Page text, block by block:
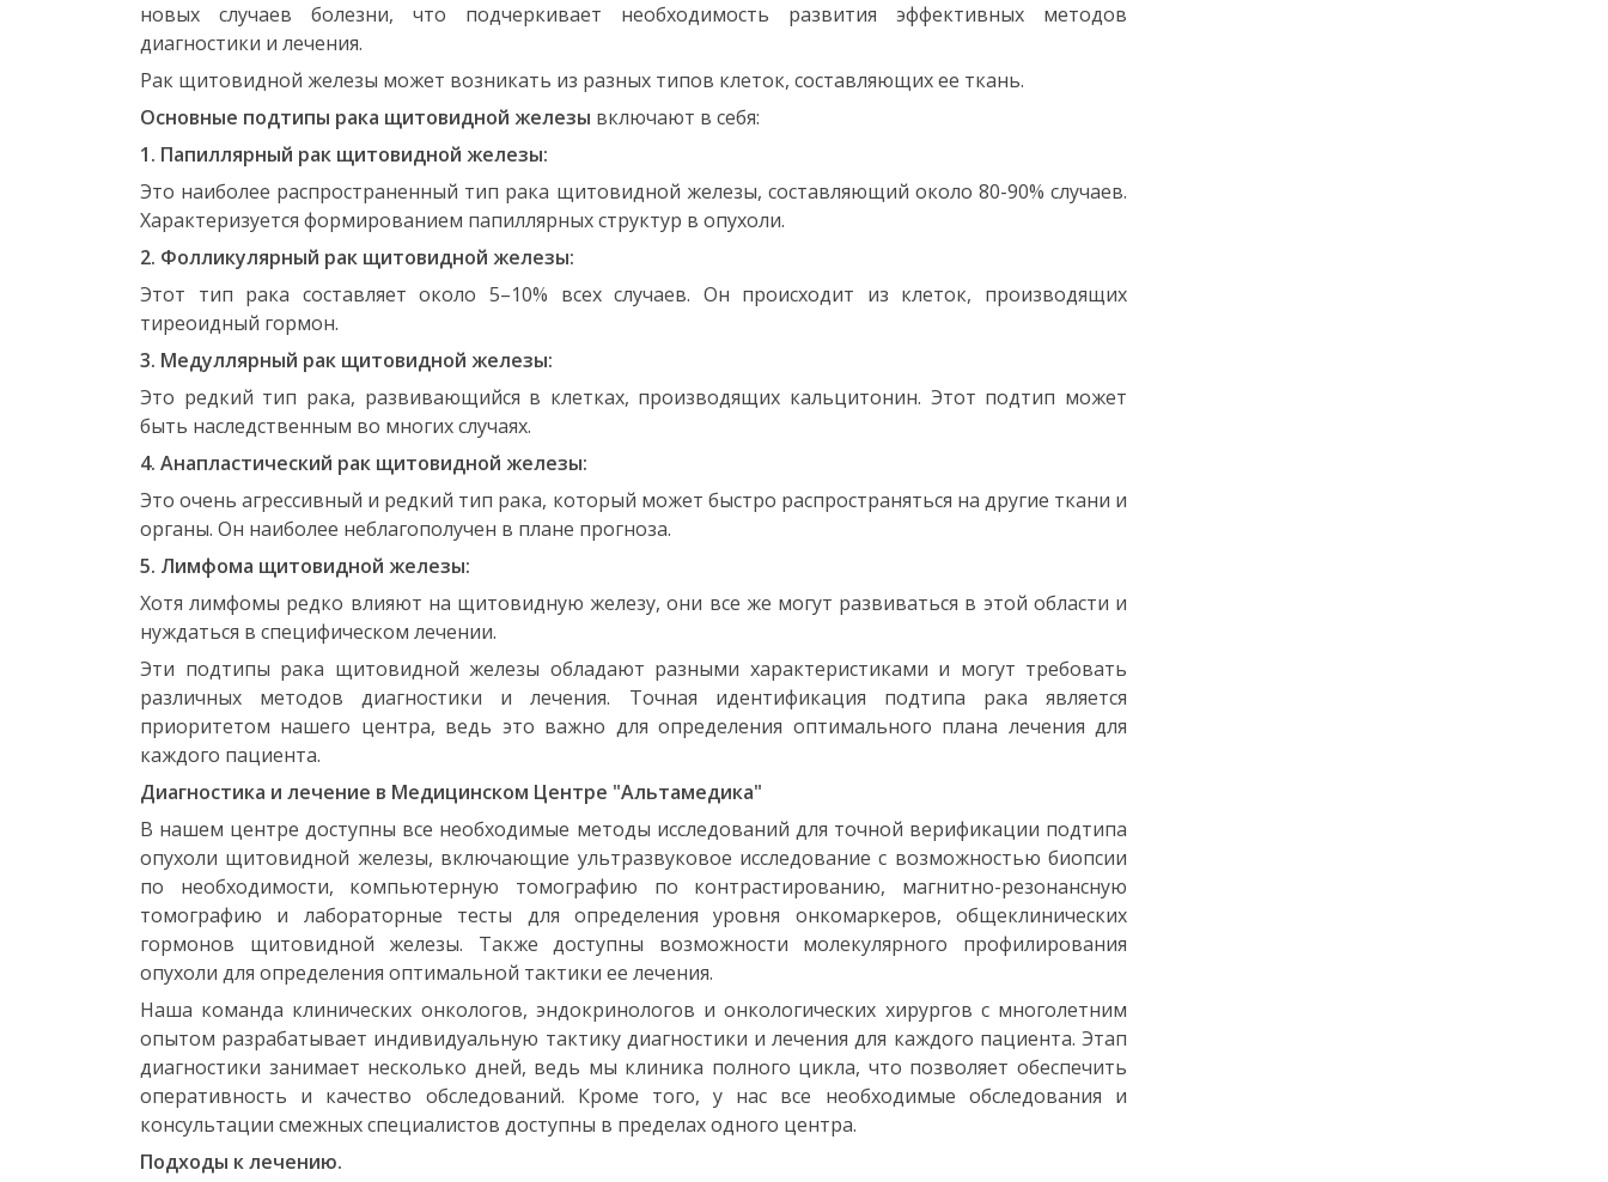
новых случаев болезни, что подчеркивает необходимость развития эффективных методов
диагностики и лечения.
Рак щитовидной железы может возникать из разных типов клеток, составляющих ее ткань.
Основные подтипы рака щитовидной железы включают в себя:
1. Папиллярный рак щитовидной железы:
Это наиболее распространенный тип рака щитовидной железы, составляющий около 80-90% случаев.
Характеризуется формированием папиллярных структур в опухоли.
2. Фолликулярный рак щитовидной железы:
Этот тип рака составляет около 5–10% всех случаев. Он происходит из клеток, производящих
тиреоидный гормон.
3. Медуллярный рак щитовидной железы:
Это редкий тип рака, развивающийся в клетках, производящих кальцитонин. Этот подтип может
быть наследственным во многих случаях.
4. Анапластический рак щитовидной железы:
Это очень агрессивный и редкий тип рака, который может быстро распространяться на другие ткани и
органы. Он наиболее неблагополучен в плане прогноза.
5. Лимфома щитовидной железы:
Хотя лимфомы редко влияют на щитовидную железу, они все же могут развиваться в этой области и
нуждаться в специфическом лечении.
Эти подтипы рака щитовидной железы обладают разными характеристиками и могут требовать
различных методов диагностики и лечения. Точная идентификация подтипа рака является
приоритетом нашего центра, ведь это важно для определения оптимального плана лечения для
каждого пациента.
Диагностика и лечение в Медицинском Центре "Альтамедика"
В нашем центре доступны все необходимые методы исследований для точной верификации подтипа
опухоли щитовидной железы, включающие ультразвуковое исследование с возможностью биопсии
по необходимости, компьютерную томографию по контрастированию, магнитно-резонансную
томографию и лабораторные тесты для определения уровня онкомаркеров, общеклинических
гормонов щитовидной железы. Также доступны возможности молекулярного профилирования
опухоли для определения оптимальной тактики ее лечения.
Наша команда клинических онкологов, эндокринологов и онкологических хирургов с многолетним
опытом разрабатывает индивидуальную тактику диагностики и лечения для каждого пациента. Этап
диагностики занимает несколько дней, ведь мы клиника полного цикла, что позволяет обеспечить
оперативность и качество обследований. Кроме того, у нас все необходимые обследования и
консультации смежных специалистов доступны в пределах одного центра.
Подходы к лечению.